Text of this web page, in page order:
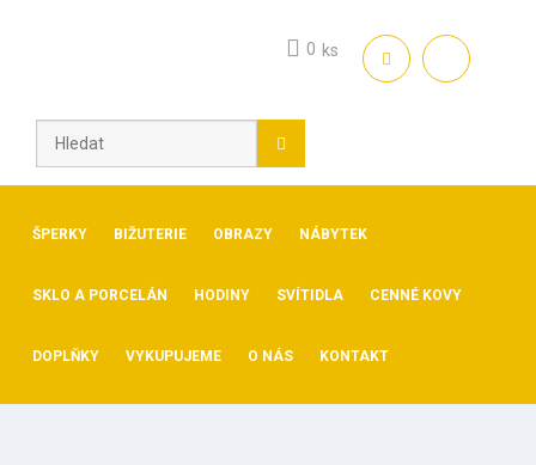
0 ks
ŠPERKY BIŽUTERIE OBRAZY NÁBYTEK
SKLO A PORCELÁN HODINY SVÍTIDLA CENNÉ KOVY
DOPLŇKY VYKUPUJEME O NÁS KONTAKT